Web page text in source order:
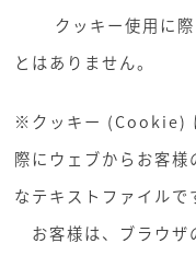
クッキー使用に際
とはありません。
※クッキー (Cookie)
際にウェブからお客
なテキストファイルで
お客様は、ブラウザ